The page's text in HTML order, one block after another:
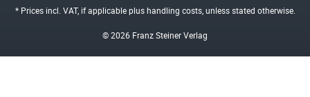
* Prices incl. VAT, if applicable plushandling costs, unless stated otherwise.
© 2026 Franz Steiner Verlag